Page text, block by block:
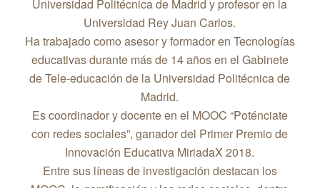
Universidad Politécnica de Madrid y profesor en la
Universidad Rey Juan Carlos.
Ha trabajado como asesor y formador en Tecnologías
educativas durante más de 14 años en el Gabinete
de Tele-educación de la Universidad Politécnica de
Madrid.
Es coordinador y docente en el MOOC “Poténciate
con redes sociales”, ganador del Primer Premio de
Innovación Educativa MiriadaX 2018.
Entre sus líneas de investigación destacan los